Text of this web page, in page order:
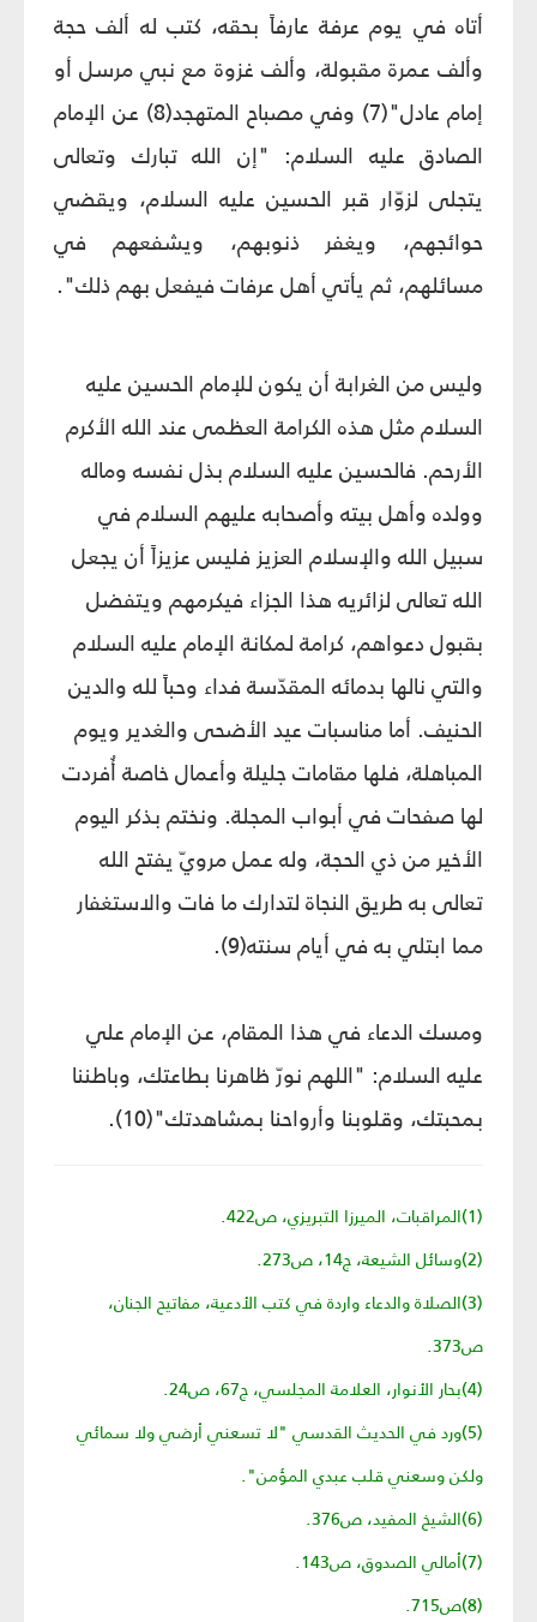
أتاه في يوم عرفة عارفاً بحقه، كتب له ألف حجة
وألف عمرة مقبولة، وألف غزوة مع نبي مرسل أو
إمام عادل"(7) وفي مصباح المتهجد(8) عن الإمام
الصادق عليه السلام: "إن الله تبارك وتعالى
يتجلى لزوّار قبر الحسين عليه السلام، ويقضي
حوائجهم، ويغفر ذنوبهم، ويشفعهم في
مسائلهم، ثم يأتي أهل عرفات فيفعل بهم ذلك".
وليس من الغرابة أن يكون للإمام الحسين عليه
السلام مثل هذه الكرامة العظمى عند الله الأكرم
الأرحم. فالحسين عليه السلام بذل نفسه وماله
وولده وأهل بيته وأصحابه عليهم السلام في
سبيل الله والإسلام العزيز فليس عزيزاً أن يجعل
الله تعالى لزائريه هذا الجزاء فيكرمهم ويتفضل
بقبول دعواهم، كرامة لمكانة الإمام عليه السلام
والتي نالها بدمائه المقدّسة فداء وحباً لله والدين
الحنيف. أما مناسبات عيد الأضحى والغدير ويوم
المباهلة، فلها مقامات جليلة وأعمال خاصة أُفردت
لها صفحات في أبواب المجلة. ونختم بذكر اليوم
الأخير من ذي الحجة، وله عمل مرويّ يفتح الله
تعالى به طريق النجاة لتدارك ما فات والاستغفار
مما ابتلي به في أيام سنته(9).
ومسك الدعاء في هذا المقام، عن الإمام علي
عليه السلام: "اللهم نورّ ظاهرنا بطاعتك، وباطننا
بمحبتك، وقلوبنا وأرواحنا بمشاهدتك"(10).
(1)المراقبات، الميرزا التبريزي، ص422.
(2)وسائل الشيعة، ج14، ص273.
(3)الصلاة والدعاء واردة في كتب الأدعية، مفاتيح الجنان،
ص373.
(4)بحار الأنوار، العلامة المجلسي، ج67، ص24.
(5)ورد في الحديث القدسي "لا تسعني أرضي ولا سمائي
ولكن وسعني قلب عبدي المؤمن".
(6)الشيخ المفيد، ص376.
(7)أمالي الصدوق، ص143.
(8)ص715.